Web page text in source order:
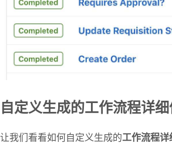
自定义生成的工作流程详
让我们看看如何自定义生成的工作流程详